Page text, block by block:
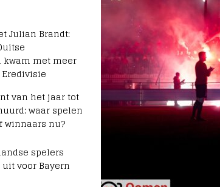
Julian Brandt:
met meer
van het jaar tot
waar spelen
winnaars nu?
spelers
voor Bayern